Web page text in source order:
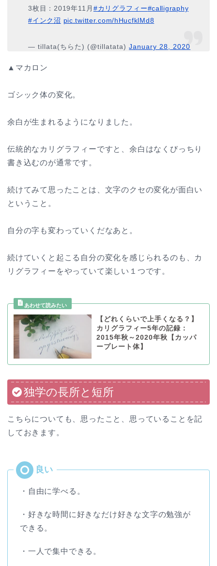
3枚目：2019年11月 #カリグラフィー#calligraphy
#インク沼 pic.twitter.com/hHucfklMd8
— tillata(ちらた) (@tillatata)January 28, 2020
▲マカロン
ゴシック体の変化。
余白が生まれるようになりました。
伝統的なカリグラフィーですと、余白はなくびっちり
書き込むのが通常です。
続けてみて思ったことは、文字のクセの変化が面白い
ということ。
自分の字も変わっていくだなあと。
続けていくと起こる自分の変化を感じられるのも、カ
リグラフィーをやっていて楽しい１つです。
【どれくらいで上手くなる？】
カリグラフィー5年の記録：
2015年秋～2020年秋【カッパ
ープレート体】
独学の長所と短所
こちらについても、思ったこと、思っていることを記
しておきます。
・自由に学べる。
・好きな時間に好きなだけ好きな文字の勉強が
できる。
・一人で集中できる。